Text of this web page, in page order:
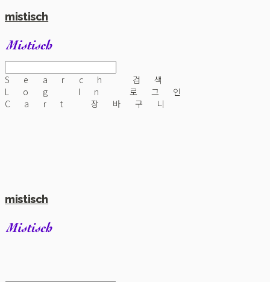
mistisch
Search
검색
Log In
로그인
Cart
장바구니
mistisch